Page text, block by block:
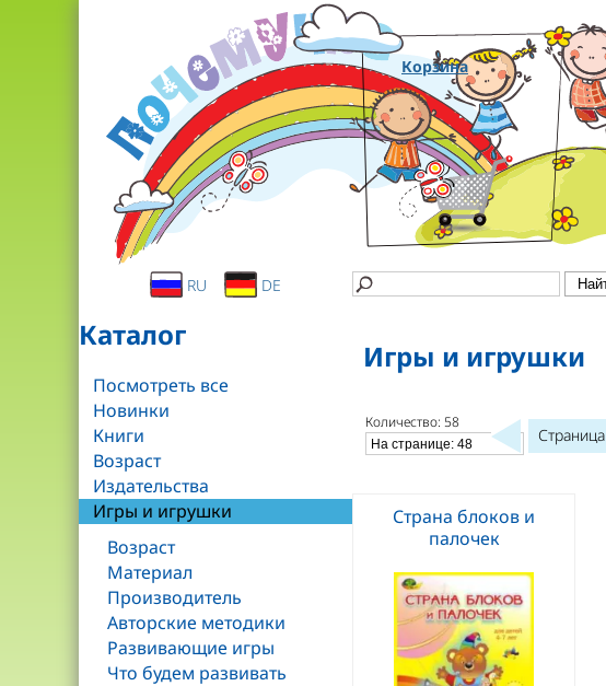
Корзина
RU DE
Каталог
Посмотреть все
Новинки
Книги
Возраст
Издательства
Игры и игрушки
Возраст
Материал
Производитель
Авторские методики
Развивающие игры
Что будем развивать
Игры и игрушки
Количество: 58
Страница
Страна блоков и
палочек